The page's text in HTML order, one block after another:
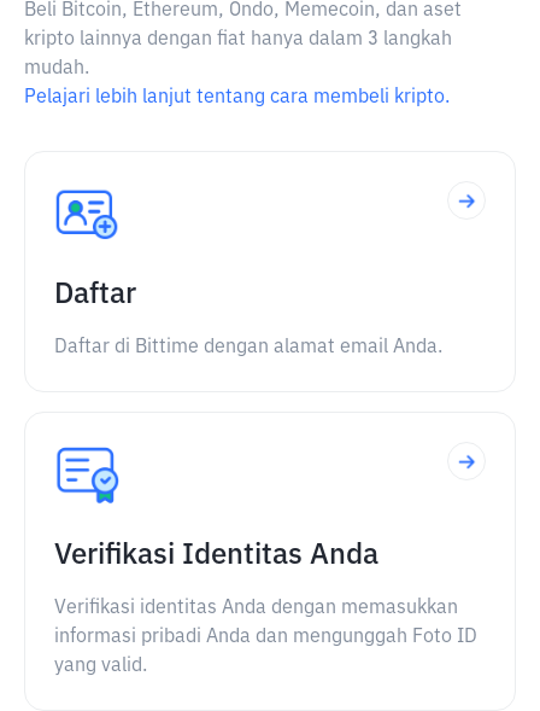
Beli Bitcoin, Ethereum, Ondo, Memecoin, dan aset
kripto lainnya dengan fiat hanya dalam 3 langkah
mudah.
Pelajari lebih lanjut tentang cara membeli kripto.
Daftar
Daftar di Bittime dengan alamat email Anda.
Verifikasi Identitas Anda
Verifikasi identitas Anda dengan memasukkan
informasi pribadi Anda dan mengunggah Foto ID
yang valid.